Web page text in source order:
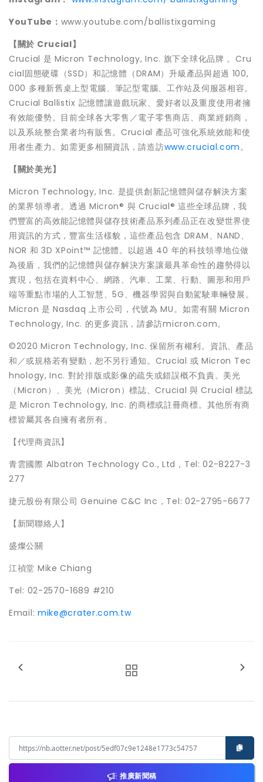
YouTube ： www.youtube.com/ballistixgaming
【關於 Crucial】
Crucial 是 Micron Technology, Inc. 旗下全球化品牌 。Cru
cial固態硬碟（SSD）和記憶體（DRAM）升級產品與超過 100,
000 多種新舊桌上型電腦、筆記型電腦、工作站及伺服器相容。
Crucial Ballistix 記憶體讓遊戲玩家、愛好者以及重度使用者擁
有效能優勢。目前全球各大零售／電子零售商店、商業經銷商，
以及系統整合業者均有販售。Crucial 產品可強化系統效能和使
用者生產力。如需更多相關資訊，請造訪www.crucial.com。
【關於美光】
Micron Technology, Inc. 是提供創新記憶體與儲存解決方案
的業界領導者。透過 Micron® 與 Crucial® 這些全球品牌，我
們豐富的高效能記憶體與儲存技術產品系列產品正在改變世界使
用資訊的方式，豐富生活樣貌，這些產品包含 DRAM、NAND、
NOR 和 3D XPoint™ 記憶體。以超過 40 年的科技領導地位做
為後盾，我們的記憶體與儲存解決方案讓最具革命性的趨勢得以
實現，包括在資料中心、網路、汽車、工業、行動、圖形和用戶
端等重點市場的人工智慧、5G、機器學習與自動駕駛車輛發展。
Micron 是 Nasdaq 上市公司，代號為 MU。如需有關 Micron
Technology, Inc. 的更多資訊，請參訪micron.com。
©2020 Micron Technology, Inc. 保留所有權利。資訊、產品
和／或規格若有變動，恕不另行通知。Crucial 或 Micron Tec
hnology, Inc. 對於排版或影像的疏失或錯誤概不負責。美光
（Micron）、美光（Micron）標誌、Crucial 與 Crucial 標誌
是 Micron Technology, Inc. 的商標或註冊商標。其他所有商
標皆屬其各自擁有者所有。
【代理商資訊】
青雲國際 Albatron Technology Co., Ltd，Tel: 02-8227-3
277
捷元股份有限公司 Genuine C&C Inc，Tel: 02-2795-6677
【新聞聯絡人】
盛燦公關
江禎堂 Mike Chiang
Tel: 02-2570-1689 #210
Email: mike@crater.com.tw
推廣新聞稿